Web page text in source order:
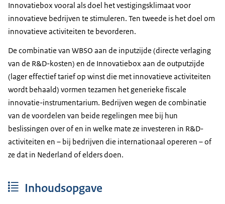
Innovatiebox vooral als doel het vestigingsklimaat voor
innovatieve bedrijven te stimuleren. Ten tweede is het doel om
innovatieve activiteiten te bevorderen.
De combinatie van WBSO aan de inputzijde (directe verlaging
van de R&D-kosten) en de Innovatiebox aan de outputzijde
(lager effectief tarief op winst die met innovatieve activiteiten
wordt behaald) vormen tezamen het generieke fiscale
innovatie-instrumentarium. Bedrijven wegen de combinatie
van de voordelen van beide regelingen mee bij hun
beslissingen over of en in welke mate ze investeren in R&D-
activiteiten en – bij bedrijven die internationaal opereren – of
ze dat in Nederland of elders doen.
Inhoudsopgave